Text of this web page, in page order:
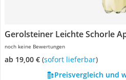
Gerolsteiner Leichte Schorle
noch keine Bewertungen
ab 19,00 € ( Sofort lieferbar)
Preisvergleich und